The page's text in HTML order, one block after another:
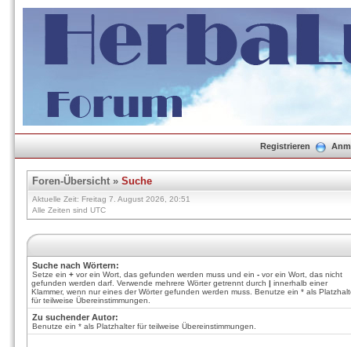
Registrieren
Foren-Übersicht» Suche
Aktuelle Zeit: Freitag 7. August 2026, 20:51
Alle Zeiten sind UTC
Suche nach Wörtern:
Setze ein + vor ein Wort, das gefunden werden muss und ein - vor ein Wort, das nicht
gefunden werden darf. Verwende mehrere Wörter getrennt durch | innerhalb einer
Klammer, wenn nur eines der Wörter gefunden werden muss. Benutze ein * als
für teilweise Übereinstimmungen.
Zu suchender Autor:
Benutze ein * als Platzhalter für teilweise Übereinstimmungen.